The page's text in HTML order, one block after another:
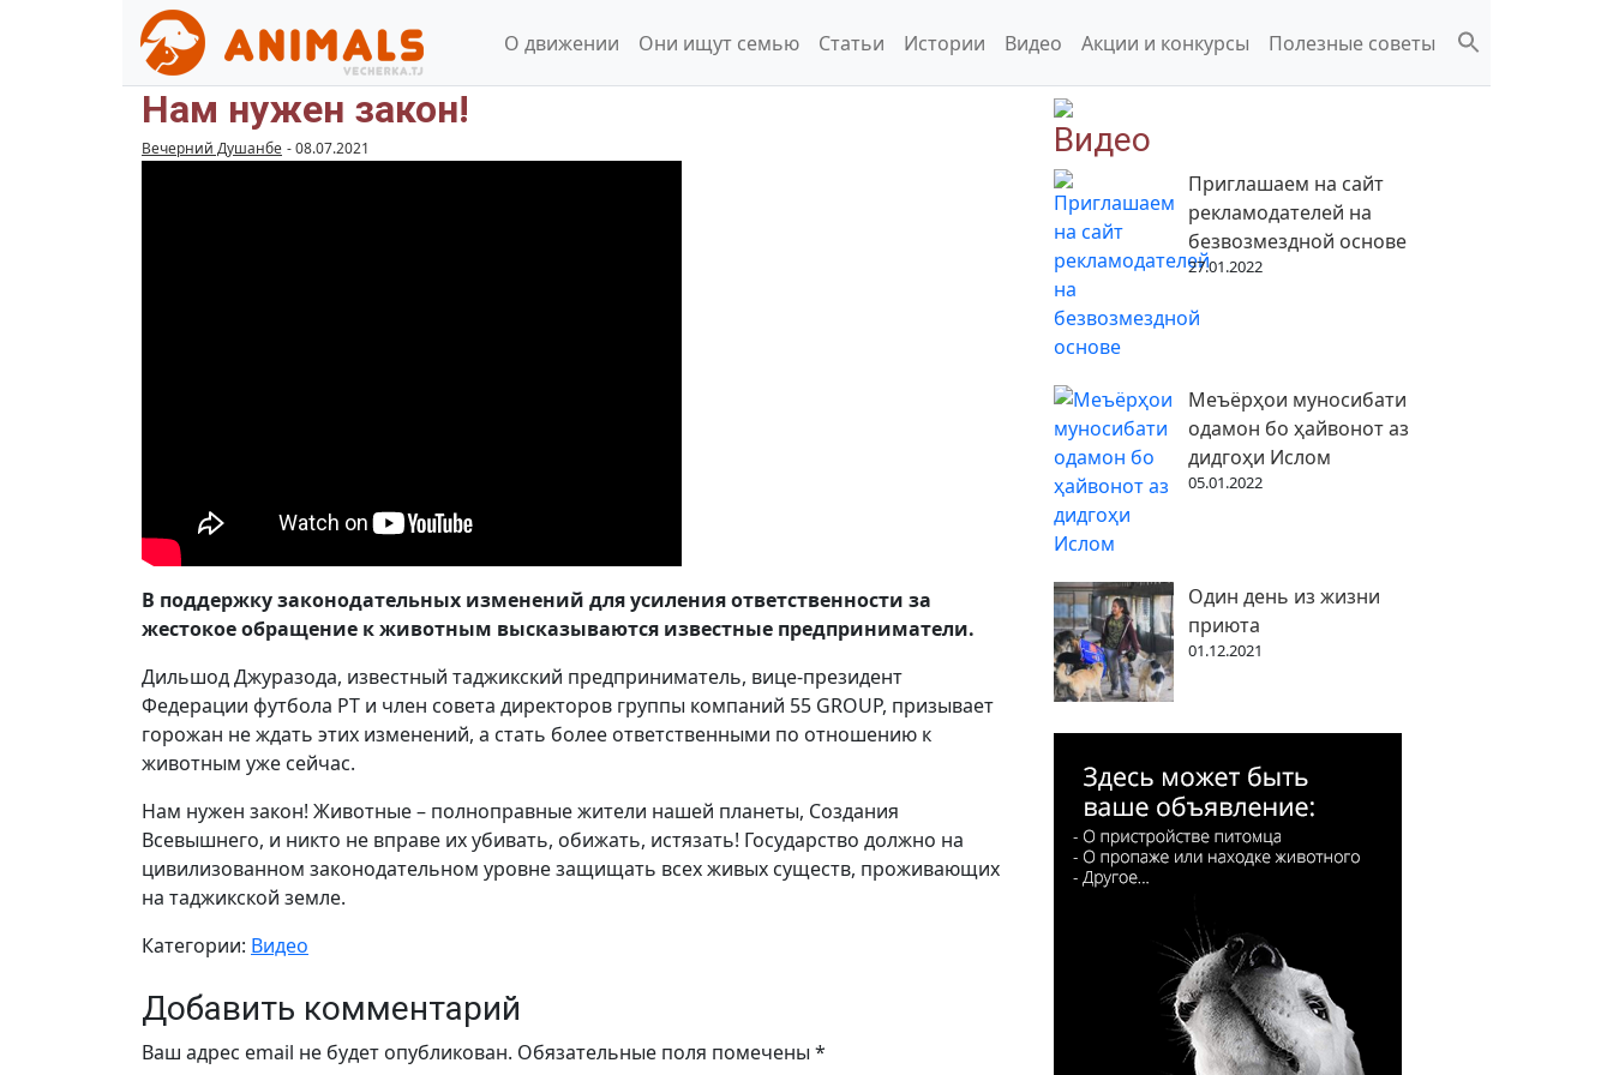
О движении Они ищут семью Статьи Истории Видео Акции и конкурсы Полезные советы
Нам нужен закон!
Вечерний Душанбе -08.07.2021
В поддержку законодательных изменений для усиления ответственности за
жестокое обращение к животным высказываются известные предприниматели.
Дильшод Джуразода, известный таджикский предприниматель, вице-президент
Федерации футбола РТ и член совета директоров группы компаний 55 GROUP, призывает
горожан не ждать этих изменений, а стать более ответственными по отношению к
животным уже сейчас.
Нам нужен закон! Животные – полноправные жители нашей планеты, Создания
Всевышнего, и никто не вправе их убивать, обижать, истязать! Государство должно на
цивилизованном законодательном уровне защищать всех живых существ, проживающих
на таджикской земле.
Категории: Видео
Добавить комментарий
Ваш адрес email не будет опубликован. Обязательные поля помечены *
Видео
Приглашаем на сайт
рекламодателей на
безвозмездной основе
27.01.2022
Меъёрҳои муносибати
одамон бо ҳайвонот аз
дидгоҳи Ислом
05.01.2022
Один день из жизни
приюта
01.12.2021